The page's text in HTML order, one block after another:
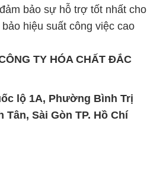
bảo sự hỗ trợ tốt nhất cho
hiệu suất công việc cao
TY HÓA CHẤT ĐẮC
lộ 1A, Phường Bình Trị
Sài Gòn TP. Hồ Chí